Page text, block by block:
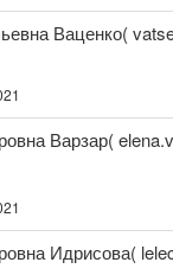
Ваценко(
Варзар(
Идрисова(